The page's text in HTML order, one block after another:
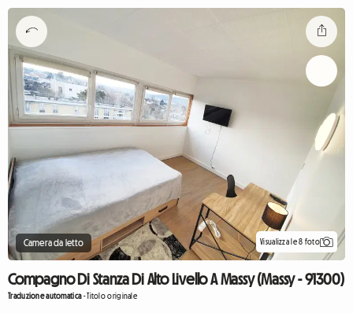
Camera da letto Visualizza le 8 foto
Compagno Di Stanza Di Alto Livello A Massy (Massy - 91300)
Traduzione automatica-Titolo originale